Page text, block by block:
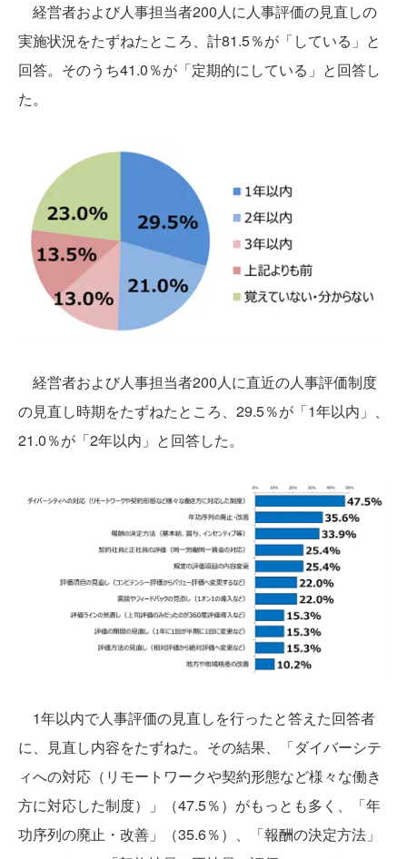
経営者および人事担当者200人に人事評価の見直しの
実施状況をたずねたところ、計81.5％が「している」と
回答。そのうち41.0％が「定期的にしている」と回答し
た。
経営者および人事担当者200人に直近の人事評価制度
の見直し時期をたずねたところ、29.5％が「1年以内」、
21.0％が「2年以内」と回答した。
1年以内で人事評価の見直しを行ったと答えた回答者
に、見直し内容をたずねた。その結果、「ダイバーシテ
ィへの対応（リモートワークや契約形態など様々な働き
方に対応した制度）」（47.5％）がもっとも多く、「年
功序列の廃止・改善」（35.6％）、「報酬の決定方法」